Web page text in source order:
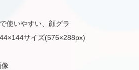
で使いやすい、顔グラ
サイズ(576×288px)